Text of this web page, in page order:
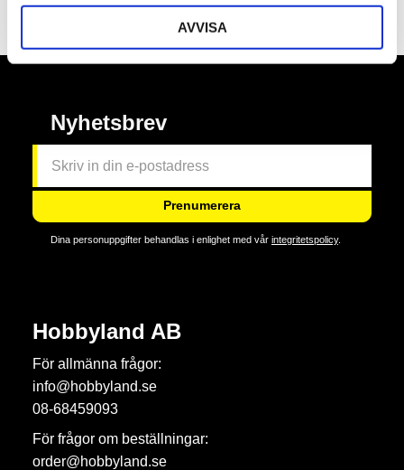
AVVISA
Nyhetsbrev
Prenumerera
Dina personuppgifter behandlas i enlighet med vår integritetspolicy.
Hobbyland AB
För allmänna frågor:
info@hobbyland.se
08-68459093
För frågor om beställningar:
order@hobbyland.se